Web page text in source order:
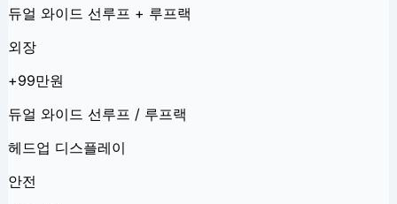
듀얼 와이드 선루프 + 루프랙
외장
+99만원
듀얼 와이드 선루프 / 루프랙
헤드업 디스플레이
안전